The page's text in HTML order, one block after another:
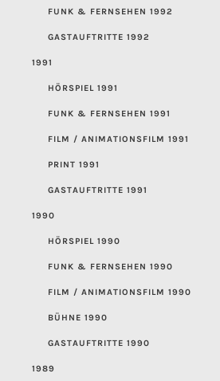
FUNK & FERNSEHEN 1992
GASTAUFTRITTE 1992
1991
HÖRSPIEL 1991
FUNK & FERNSEHEN 1991
FILM / ANIMATIONSFILM 1991
PRINT 1991
GASTAUFTRITTE 1991
1990
HÖRSPIEL 1990
FUNK & FERNSEHEN 1990
FILM / ANIMATIONSFILM 1990
BÜHNE 1990
GASTAUFTRITTE 1990
1989